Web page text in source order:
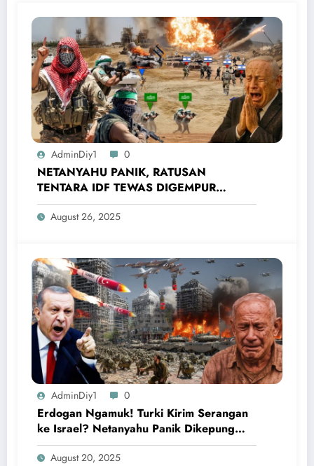
AdminDiy1 0
NETANYAHU PANIK, RATUSAN
TENTARA IDF TEWAS DIGEMPUR
PASUKAN AL-NUKHBA! Sebentar Lagi
Israel Menyerah
August 26, 2025
AdminDiy1 0
Erdogan Ngamuk! Turki Kirim Serangan
ke Israel? Netanyahu Panik Dikepung
Kecaman Dunia!
August 20, 2025